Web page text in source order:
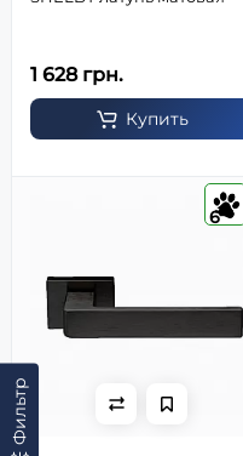
Фильтр
1 628 грн.
Купить
6